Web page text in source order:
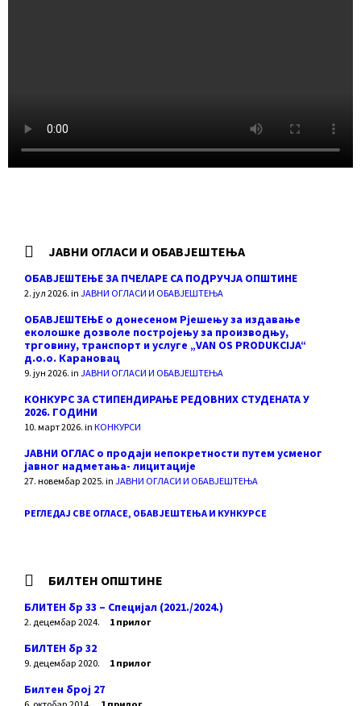
ЈАВНИ ОГЛАСИ И ОБАВЈЕШТЕЊА
ОБАВЈЕШТЕЊЕ ЗА ПЧЕЛАРЕ СА ПОДРУЧЈА ОПШТИНЕ
2. јул 2026. in ЈАВНИ ОГЛАСИ И ОБАВЈЕШТЕЊА
ОБАВЈЕШТЕЊЕ о донесеном Рјешењу за издавање
еколошке дозволе постројењу за производњу,
трговину, транспорт и услуге „VAN OS PRODUKCIJA“
д.о.о. Карановац
9. јун 2026. in ЈАВНИ ОГЛАСИ И ОБАВЈЕШТЕЊА
КОНКУРС ЗА СТИПЕНДИРАЊЕ РЕДОВНИХ СТУДЕНАТА У
2026. ГОДИНИ
10. март 2026. in КОНКУРСИ
ЈАВНИ ОГЛАС о продаји непокретности путем усменог
јавног надметања- лицитације
27. новембар 2025. in ЈАВНИ ОГЛАСИ И ОБАВЈЕШТЕЊА
РЕГЛЕДАЈ СВЕ ОГЛАСЕ, ОБАВЈЕШТЕЊА И КУНКУРСЕ
БИЛТЕН ОПШТИНЕ
БЛИТЕН бр 33 – Специјал (2021./2024.)
2. децембар 2024. 1 прилог
БИЛТЕН бр 32
9. децембар 2020. 1 прилог
Билтен број 27